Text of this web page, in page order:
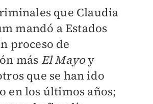
que Claudia
mandó a Estados
proceso de
más El Mayoy
que se han ido
en los últimos años;